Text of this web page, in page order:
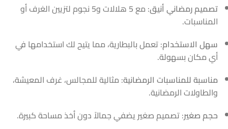
تصميم رمضاني أنيق
: مع 5 هلالات و5 نجوم لتزيين الغرف أو
المناسبات.
سهل الاستخدام: تعمل بالبطارية، مما يتيح لك استخدامها في
أي مكان بسهولة.
مناسبة للمناسبات الرمضانية: مثالية للمجالس، غرف المعيشة،
والطاولات الرمضانية.
حجم صغير: تصميم صغير يضفي جمالاً دون أخذ مساحة كبيرة.